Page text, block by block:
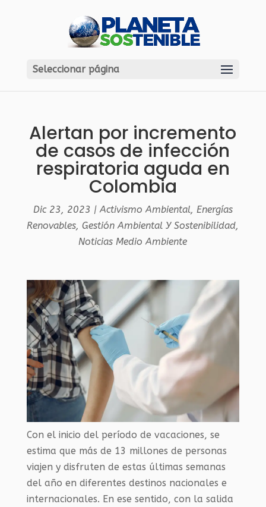
Seleccionar página
Alertan por incremento
de casos de infección
respiratoria aguda en
Colombia
Dic 23, 2023 |Activismo Ambiental, Energías
Renovables,Gestión Ambiental Y Sostenibilidad,
Noticias Medio Ambiente
Con el inicio del período de vacaciones, se
estima que más de 13 millones de personas
viajen y disfruten de estas últimas semanas
del año en diferentes destinos nacionales e
internacionales. En ese sentido, con la salida